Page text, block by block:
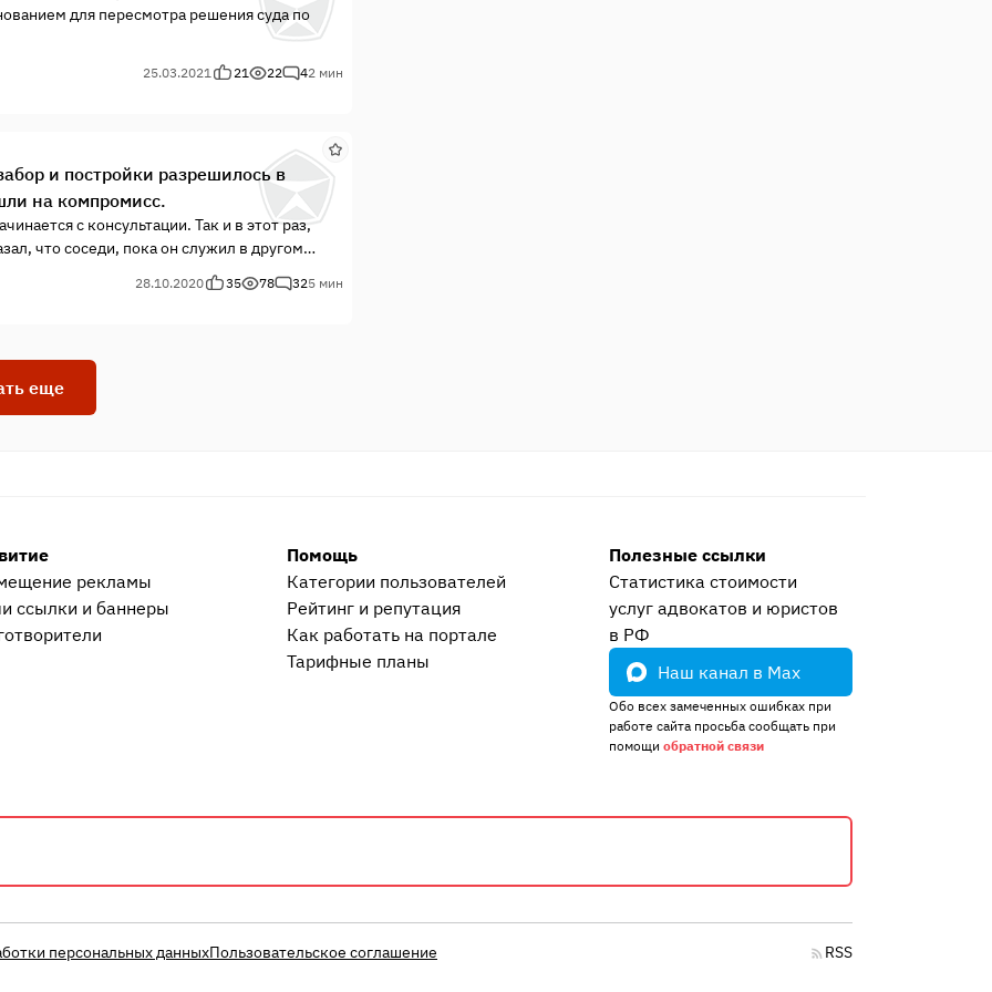
для пересмотра решения суда по
25.03.2021 21 22 42 мин
и постройки разрешилось в
на компромисс.
с консультации. Так и в этот раз,
что соседи, пока он служил в другом
участков, да при этом заступили
вопрос давно ли стоит забор, оказалось, уж
три назад, за забором, с отступом в один
участка. Снег ли, дождь, всё стекает
летят за забор на строения Александра. За
испортились. В ходе консультации
28.10.2020 35 78 325 мин
еще
рекламы
ссылки и баннеры
Помощь
Категории пользователей
Рейтинг и репутация
Как работать на портале
Тарифные планы
Полезные ссылки
Статистика стоимости
услуг адвокатов и юристов
в РФ
Наш канал в Max
Обо всех замеченных ошибках при
работе сайта просьба сообщать при
помощи обратной связи
персональных данныхПользовательское соглашение RSS